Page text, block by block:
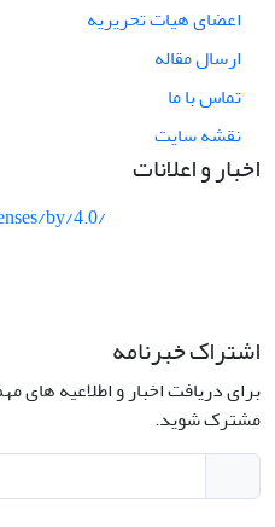
اعضای هیات تحریریه
ارسال مقاله
تماس با ما
نقشه سایت
اخبار و اعلانات
by/4.0/
اشتراک خبرنامه
برای دریافت اخبار و اطلاعیه های
مشترک شوید.